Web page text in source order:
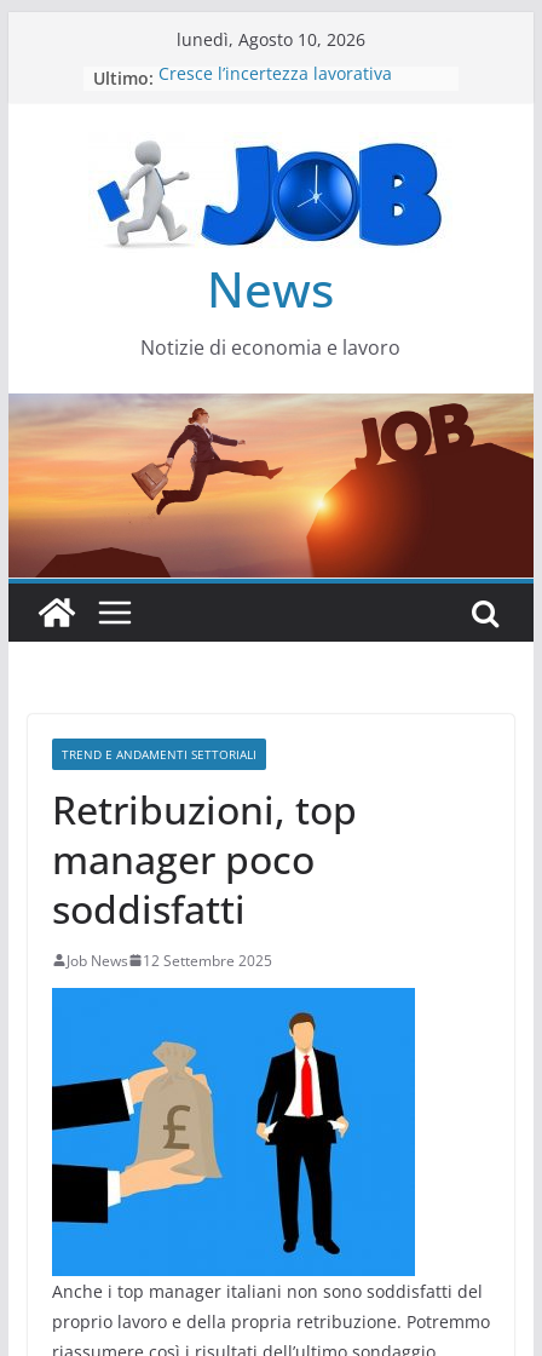
lunedì, Agosto 10, 2026
Ultimo: Cresce l’incertezza lavorativa
Il settore energy cambia veste
Servono più sustainability data
architect
News
Notizie di economia e lavoro
TREND E ANDAMENTI SETTORIALI
Retribuzioni, top
manager poco
soddisfatti
Job News 12 Settembre 2025
Anche i top manager italiani non sono soddisfatti del
proprio lavoro e della propria retribuzione. Potremmo